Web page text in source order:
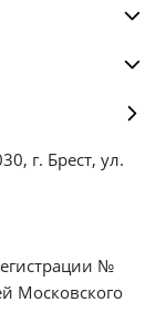
г. Брест, ул.
№
Московского